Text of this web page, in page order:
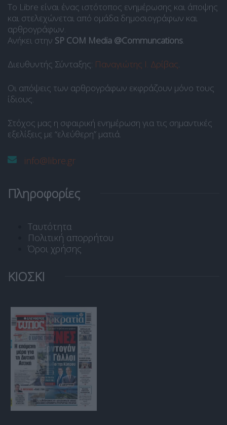
Το Libre είναι ένας ιστότοπος ενημέρωσης και άποψης
και στελεχώνεται από ομάδα δημοσιογράφων και
αρθρογράφων.
Ανήκει στην SP COM Media @Communcations.
Διευθυντής Σύνταξης: Παναγιώτης Ι. Δρίβας.
Οι απόψεις των αρθρογράφων εκφράζουν μόνο τους
ίδιους.
Στόχος μας η σφαιρική ενημέρωση για τις σημαντικές
εξελίξεις με “ελεύθερη” ματιά.
info@libre.gr
Πληροφορίες
Ταυτότητα
Πολιτική απορρήτου
Όροι χρήσης
ΚΙΟΣΚΙ